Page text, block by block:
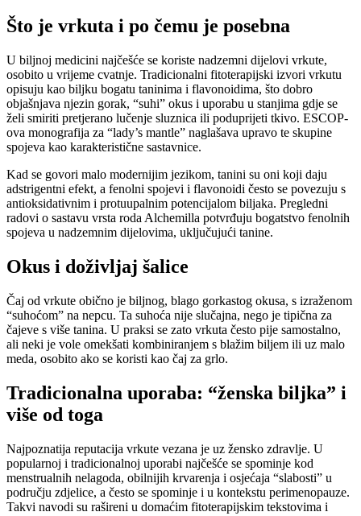
Što je vrkuta i po čemu je posebna
U biljnoj medicini najčešće se koriste nadzemni dijelovi vrkute,
osobito u vrijeme cvatnje. Tradicionalni fitoterapijski izvori vrkutu
opisuju kao biljku bogatu taninima i flavonoidima, što dobro
objašnjava njezin gorak, “suhi” okus i uporabu u stanjima gdje se
želi smiriti pretjerano lučenje sluznica ili poduprijeti tkivo. ESCOP-
ova monografija za “lady’s mantle” naglašava upravo te skupine
spojeva kao karakteristične sastavnice.
Kad se govori malo modernijim jezikom, tanini su oni koji daju
adstrigentni efekt, a fenolni spojevi i flavonoidi često se povezuju s
antioksidativnim i protuupalnim potencijalom biljaka. Pregledni
radovi o sastavu vrsta roda Alchemilla potvrđuju bogatstvo fenolnih
spojeva u nadzemnim dijelovima, uključujući tanine.
Okus i doživljaj šalice
Čaj od vrkute obično je biljnog, blago gorkastog okusa, s izraženom
“suhoćom” na nepcu. Ta suhoća nije slučajna, nego je tipična za
čajeve s više tanina. U praksi se zato vrkuta često pije samostalno,
ali neki je vole omekšati kombiniranjem s blažim biljem ili uz malo
meda, osobito ako se koristi kao čaj za grlo.
Tradicionalna uporaba: “ženska biljka” i
više od toga
Najpoznatija reputacija vrkute vezana je uz žensko zdravlje. U
popularnoj i tradicionalnoj uporabi najčešće se spominje kod
menstrualnih nelagoda, obilnijih krvarenja i osjećaja “slabosti” u
području zdjelice, a često se spominje i u kontekstu perimenopauze.
Takvi navodi su rašireni u domaćim fitoterapijskim tekstovima i